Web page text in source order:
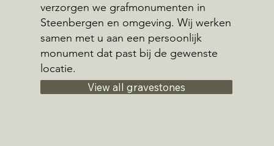
verzorgen we grafmonumenten in
Steenbergen en omgeving. Wij werken
samen met u aan een persoonlijk
monument dat past bij de gewenste
locatie.
View all gravestones